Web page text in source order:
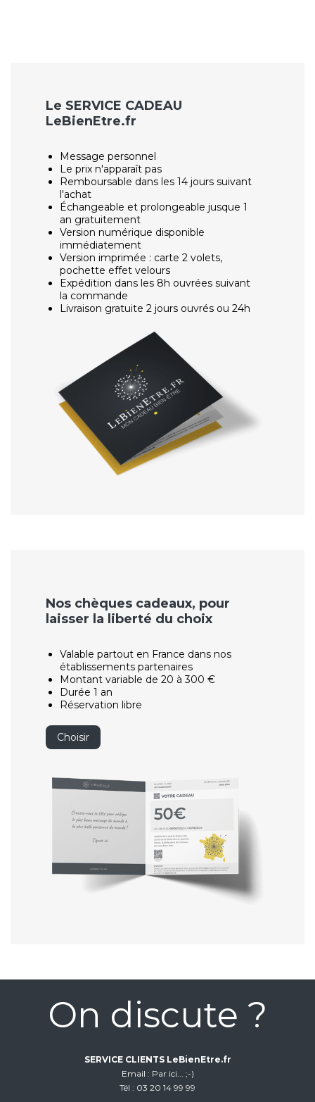
Le SERVICE CADEAU
LeBienEtre.fr
Message personnel
Le prix n'apparaît pas
Remboursable dans les 14 jours suivant
l'achat
Échangeable et prolongeable jusque 1
an gratuitement
Version numérique disponible
immédiatement
Version imprimée : carte 2 volets,
pochette effet velours
Expédition dans les 8h ouvrées suivant
la commande
Livraison gratuite 2 jours ouvrés ou 24h
Nos chèques cadeaux, pour
laisser la liberté du choix
Valable partout en France dans nos
établissements partenaires
Montant variable de 20 à 300 €
Durée 1 an
Réservation libre
Choisir
On discute ?
SERVICE CLIENTS LeBienEtre.fr
Email
Par ici... ;-)
Tél
03 20 14 99 99